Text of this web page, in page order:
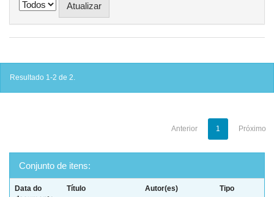
Resultado 1-2 de 2.
Anterior 1 Próximo
Conjunto de itens:
Data do
Título Autor(es) Tipo